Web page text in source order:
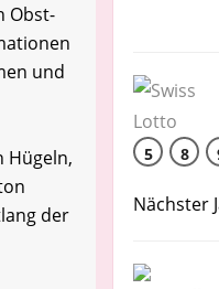
Obst-
und
Hügeln,
der
5 8
Nächster